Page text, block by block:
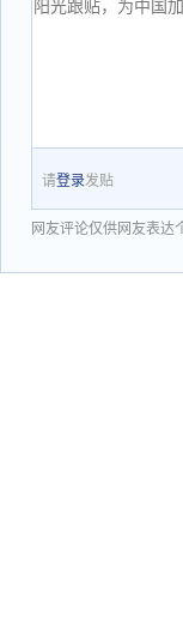
请登录发贴
网友评论仅供网友表达